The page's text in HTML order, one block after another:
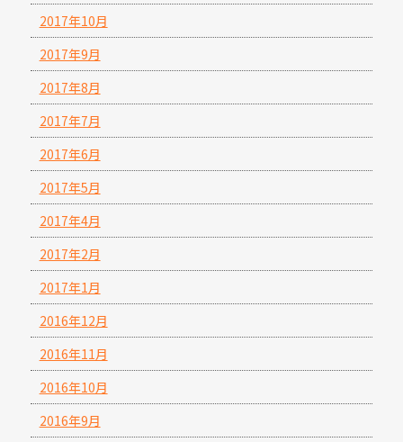
2017年10月
2017年9月
2017年8月
2017年7月
2017年6月
2017年5月
2017年4月
2017年2月
2017年1月
2016年12月
2016年11月
2016年10月
2016年9月